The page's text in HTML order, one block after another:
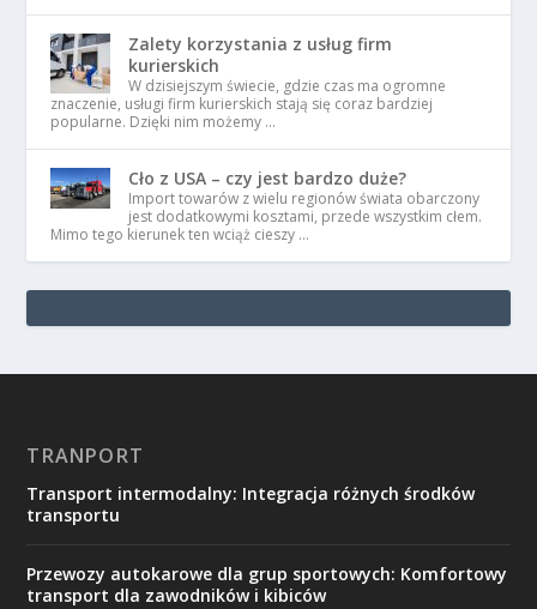
Zalety korzystania z usług firm
kurierskich
W dzisiejszym świecie, gdzie czas ma ogromne
znaczenie, usługi firm kurierskich stają się coraz bardziej
popularne. Dzięki nim możemy …
Cło z USA – czy jest bardzo duże?
Import towarów z wielu regionów świata obarczony
jest dodatkowymi kosztami, przede wszystkim cłem.
Mimo tego kierunek ten wciąż cieszy …
TRANPORT
Transport intermodalny: Integracja różnych środków
transportu
Przewozy autokarowe dla grup sportowych: Komfortowy
transport dla zawodników i kibiców